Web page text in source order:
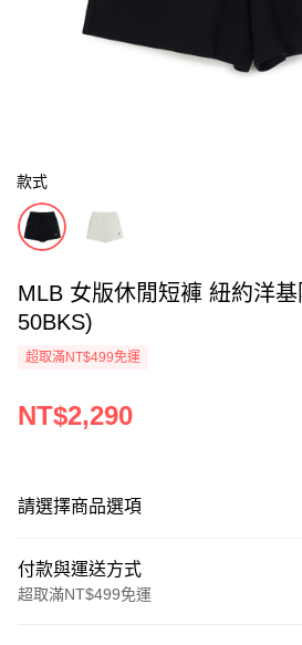
款式
MLB 女版休閒短褲 紐約洋
50BKS)
超取滿NT$499免運
NT$2,290
請選擇商品選項
付款與運送方式
超取滿NT$499免運